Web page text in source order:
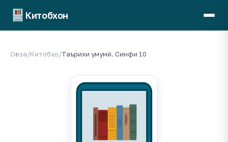
Китобхон
Оғоза/Китобҳо/Таърихи умумӣ. Синфи 10